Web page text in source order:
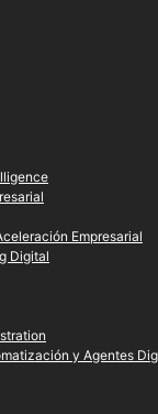
Empresarial
Digital
y Agentes